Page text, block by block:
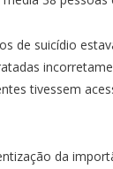
de suicídio
tivessem
da